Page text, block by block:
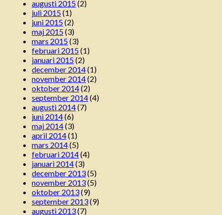
augusti 2015(2)
juli 2015(1)
juni 2015(2)
maj 2015(3)
mars 2015(3)
februari 2015(1)
januari 2015(2)
december 2014(1)
november 2014(2)
oktober 2014(2)
september 2014(4)
augusti 2014(7)
juni 2014(6)
maj 2014(3)
april 2014(1)
mars 2014(5)
februari 2014(4)
januari 2014(3)
december 2013(5)
november 2013(5)
oktober 2013(9)
september 2013(9)
augusti 2013(7)